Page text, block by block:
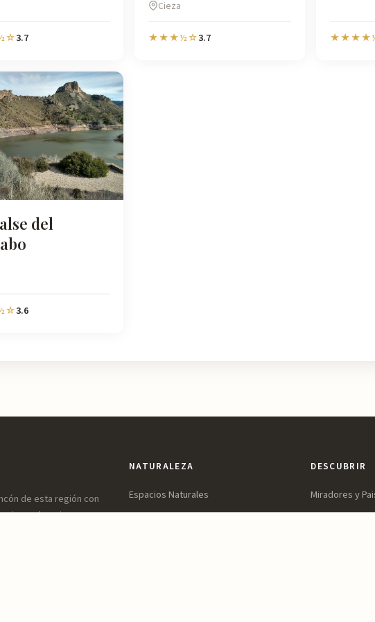
3.7
Cieza
★★★½☆3.7
del
3.6
de esta región con
valoraciones,
NATURALEZA
Espacios Naturales
DESCUBRIR
Miradores y